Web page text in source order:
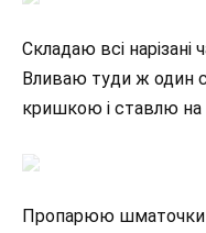
Складаю всі
Вливаю туди ж один
кришкою і ставлю на
Пропарюю шматочки